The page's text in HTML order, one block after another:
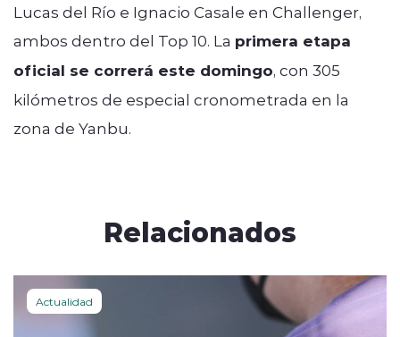
Lucas del Río e Ignacio Casale en Challenger,
ambos dentro del Top 10. La primera etapa
oficial se correrá este domingo, con 305
kilómetros de especial cronometrada en la
zona de Yanbu.
Relacionados
Actualidad